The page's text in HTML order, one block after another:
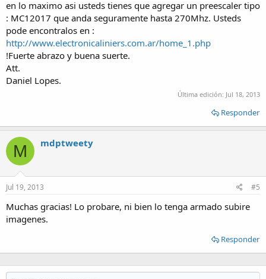
en lo maximo asi usteds tienes que agregar un preescaler tipo
: MC12017 que anda seguramente hasta 270Mhz. Usteds
pode encontralos en :
http://www.electronicaliniers.com.ar/home_1.php
!Fuerte abrazo y buena suerte.
Att.
Daniel Lopes.
Última edición: Jul 18, 2013
Responder
M mdptweety
Jul 19, 2013 #5
Muchas gracias! Lo probare, ni bien lo tenga armado subire
imagenes.
Responder